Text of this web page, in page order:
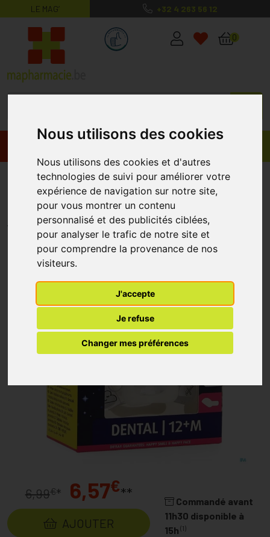
Nous utilisons des cookies
Nous utilisons des cookies et d'autres
technologies de suivi pour améliorer votre
expérience de navigation sur notre site,
pour vous montrer un contenu
personnalisé et des publicités ciblées,
pour analyser le trafic de notre site et
pour comprendre la provenance de nos
visiteurs.
J'accepte
Je refuse
Changer mes préférences
LE MAG’ +32 4 263 56 12
MaPharmacie.be ma santé, mes
0
Difrax Sucette Dental Nuit +12m
1 Pièce
DIFRAX
6,99€* 6,57€**
AJOUTER
Commandé avant
11h30 disponible à
15h (1)